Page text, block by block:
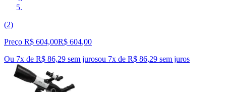
(2)
Preço R$ 604,00R$ 604,00
Ou 7x de R$ 86,29 sem jurosou 7x de R$ 86,29 sem juros